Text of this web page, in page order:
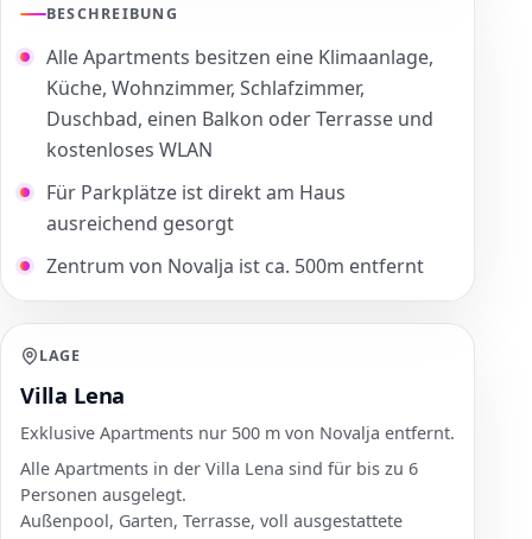
BESCHREIBUNG
Alle Apartments besitzen eine Klimaanlage,
Küche, Wohnzimmer, Schlafzimmer,
Duschbad, einen Balkon oder Terrasse und
kostenloses WLAN
Für Parkplätze ist direkt am Haus
ausreichend gesorgt
Zentrum von Novalja ist ca. 500m entfernt
LAGE
Villa Lena
Exklusive Apartments nur 500 m von Novalja entfernt.
Alle Apartments in der Villa Lena sind für bis zu 6
Personen ausgelegt.
Außenpool, Garten, Terrasse, voll ausgestattete